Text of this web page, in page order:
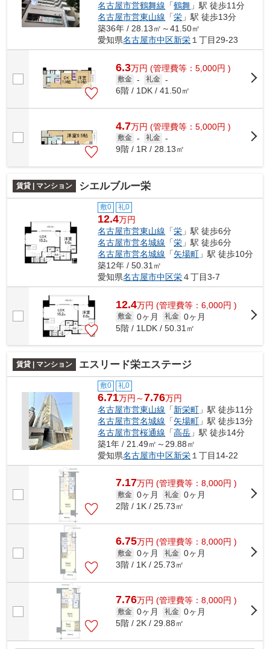
名古屋市営鶴舞線 「鶴舞 」駅 徒歩11分
名古屋市営東山線 「栄 」駅 徒歩13分
築36年 / 28.13㎡～41.50㎡
愛知県名古屋市中区新栄１丁目29-23
6.3万円 (管理費等：5,000円 )
敷金 - 礼金 -
6階 / 1DK / 41.50㎡
4.7万円 (管理費等：5,000円 )
敷金 - 礼金 -
9階 / 1R / 28.13㎡
賃貸 | マンション シエルブルー栄
敷0 礼0
12.4万円
名古屋市営東山線 「栄 」駅 徒歩6分
名古屋市営名城線 「栄 」駅 徒歩6分
名古屋市営名城線 「矢場町 」駅 徒歩10分
築12年 / 50.31㎡
愛知県名古屋市中区栄４丁目3-7
12.4万円 (管理費等：6,000円 )
敷金 0ヶ月 礼金 0ヶ月
5階 / 1LDK / 50.31㎡
賃貸 | マンション エスリード栄エステージ
敷0 礼0
6.71万円～7.76万円
名古屋市営東山線 「新栄町 」駅 徒歩11分
名古屋市営名城線 「矢場町 」駅 徒歩13分
名古屋市営桜通線 「高岳 」駅 徒歩14分
築1年 / 21.49㎡～29.88㎡
愛知県名古屋市中区新栄 １丁目14-22
7.17万円 (管理費等：8,000円 )
敷金 0ヶ月 礼金 0ヶ月
2階 / 1K / 25.73㎡
6.75万円 (管理費等：8,000円 )
敷金 0ヶ月 礼金 0ヶ月
3階 / 1K / 25.73㎡
7.76万円 (管理費等：8,000円 )
敷金 0ヶ月 礼金 0ヶ月
5階 / 2K / 29.88㎡